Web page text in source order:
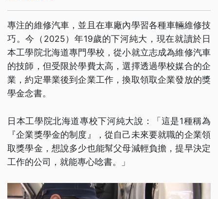
專注的維修汽車，並且在車廠內學習各種車輛維修技
巧。今（2025）年19歲的下河純大，現在就讀於日
本工學院北海道專門學校，從小就立志成為維修汽車
的技師，但受限於學費太高，選擇透過學校媒合的企
業，約定畢業後到企業工作，換取領取企業發放的獎
學金念書。
日本工學院北海道專校下河純大說：「這是1種稱為
『企業獎學金的制度』，從自己未來要就職的企業領
取獎學金，想說多少也能幫父母減輕負擔，提早決定
工作的公司，就能專心唸書。」